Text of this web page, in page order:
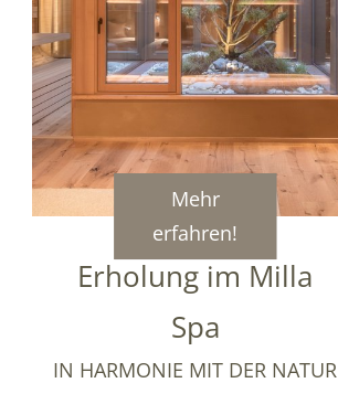
Mehr
erfahren!
Erholung im Milla
Spa
IN HARMONIE MIT DER NATUR